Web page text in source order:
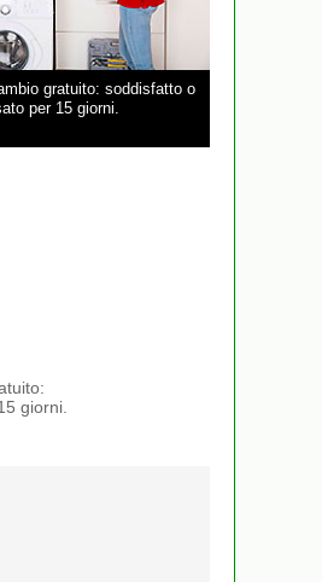
gratuito: soddisfatto o
per 15 giorni.
giorni.